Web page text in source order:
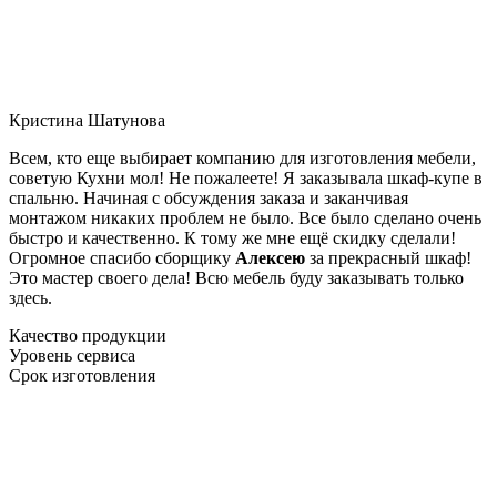
Кристина Шатунова
Всем, кто еще выбирает компанию для изготовления мебели,
советую Кухни мол! Не пожалеете! Я заказывала шкаф-купе в
спальню. Начиная с обсуждения заказа и заканчивая
монтажом никаких проблем не было. Все было сделано очень
быстро и качественно. К тому же мне ещё скидку сделали!
Огромное спасибо сборщику Алексею за прекрасный шкаф!
Это мастер своего дела! Всю мебель буду заказывать только
здесь.
Качество продукции
Уровень сервиса
Срок изготовления